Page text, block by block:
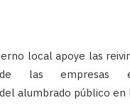
local apoye las
de las empresas
alumbrado público en